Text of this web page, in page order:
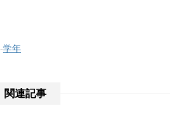
-学年
関連記事